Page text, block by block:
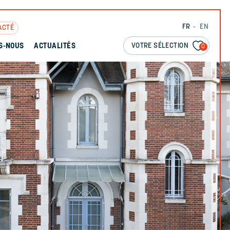
FR EN
VOTRE SÉLECTION 0
NOUS ACTUALITÉS